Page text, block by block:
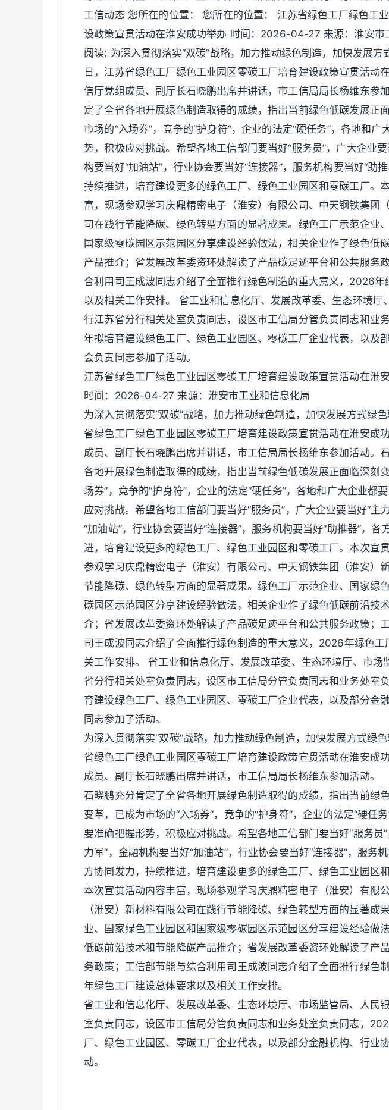
工信动态 您所在的位置： 您所在的位置： 江苏省绿色工厂绿色工
设政策宣贯活动在淮安成功举办 时间：2026-04-27 来源：淮安市
阅读: 为深入贯彻落实“双碳”战略，加力推动绿色制造，加快发展
日，江苏省绿色工厂绿色工业园区零碳工厂培育建设政策宣贯活动
信厅党组成员、副厅长石晓鹏出席并讲话，市工信局局长杨维东参
定了全省各地开展绿色制造取得的成绩，指出当前绿色低碳发展正
市场的“入场券”，竞争的“护身符”，企业的法定“硬任务”，各地和广
势，积极应对挑战。希望各地工信部门要当好“服务员”，广大企业
构要当好“加油站”，行业协会要当好“连接器”，服务机构要当好“助推
持续推进，培育建设更多的绿色工厂、绿色工业园区和零碳工厂。
富，现场参观学习庆鼎精密电子（淮安）有限公司、中天钢铁集团
司在践行节能降碳、绿色转型方面的显著成果。绿色工厂示范企业
国家级零碳园区示范园区分享建设经验做法，相关企业作了绿色低
产品推介；省发展改革委资环处解读了产品碳足迹平台和公共服务
合利用司王成波同志介绍了全面推行绿色制造的重大意义，2026年
以及相关工作安排。 省工业和信息化厅、发展改革委、生态环境厅
行江苏省分行相关处室负责同志，设区市工信局分管负责同志和业
年拟培育建设绿色工厂、绿色工业园区、零碳工厂企业代表，以及
会负责同志参加了活动。
江苏省绿色工厂绿色工业园区零碳工厂培育建设政策宣贯活动在淮
时间：2026-04-27 来源：淮安市工业和信息化局
为深入贯彻落实“双碳”战略，加力推动绿色制造，加快发展方式绿
省绿色工厂绿色工业园区零碳工厂培育建设政策宣贯活动在淮安成
成员、副厅长石晓鹏出席并讲话，市工信局局长杨维东参加活动。
各地开展绿色制造取得的成绩，指出当前绿色低碳发展正面临深刻
场券”，竞争的“护身符”，企业的法定“硬任务”，各地和广大企业都
应对挑战。希望各地工信部门要当好“服务员”，广大企业要当好“主
“加油站”，行业协会要当好“连接器”，服务机构要当好“助推器”，各
进，培育建设更多的绿色工厂、绿色工业园区和零碳工厂。本次宣
参观学习庆鼎精密电子（淮安）有限公司、中天钢铁集团（淮安）
节能降碳、绿色转型方面的显著成果。绿色工厂示范企业、国家绿
碳园区示范园区分享建设经验做法，相关企业作了绿色低碳前沿技
介；省发展改革委资环处解读了产品碳足迹平台和公共服务政策；
司王成波同志介绍了全面推行绿色制造的重大意义，2026年绿色工
关工作安排。 省工业和信息化厅、发展改革委、生态环境厅、市场
省分行相关处室负责同志，设区市工信局分管负责同志和业务处室
育建设绿色工厂、绿色工业园区、零碳工厂企业代表，以及部分金
同志参加了活动。
为深入贯彻落实“双碳”战略，加力推动绿色制造，加快发展方式绿
省绿色工厂绿色工业园区零碳工厂培育建设政策宣贯活动在淮安成
成员、副厅长石晓鹏出席并讲话，市工信局局长杨维东参加活动。
石晓鹏充分肯定了全省各地开展绿色制造取得的成绩，指出当前绿
变革，已成为市场的“入场券”，竞争的“护身符”，企业的法定“硬任
要准确把握形势，积极应对挑战。希望各地工信部门要当好“服务员
力军”，金融机构要当好“加油站”，行业协会要当好“连接器”，服务
方协同发力，持续推进，培育建设更多的绿色工厂、绿色工业园区和
本次宣贯活动内容丰富，现场参观学习庆鼎精密电子（淮安）有限
（淮安）新材料有限公司在践行节能降碳、绿色转型方面的显著成
业、国家绿色工业园区和国家级零碳园区示范园区分享建设经验做
低碳前沿技术和节能降碳产品推介；省发展改革委资环处解读了产
务政策；工信部节能与综合利用司王成波同志介绍了全面推行绿色
年绿色工厂建设总体要求以及相关工作安排。
省工业和信息化厅、发展改革委、生态环境厅、市场监管局、人民
室负责同志，设区市工信局分管负责同志和业务处室负责同志，
厂、绿色工业园区、零碳工厂企业代表，以及部分金融机构、行业
动。